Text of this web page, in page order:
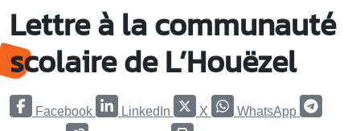
Lettre à la communauté
scolaire de L’Houëzel
Facebook LinkedIn X WhatsApp